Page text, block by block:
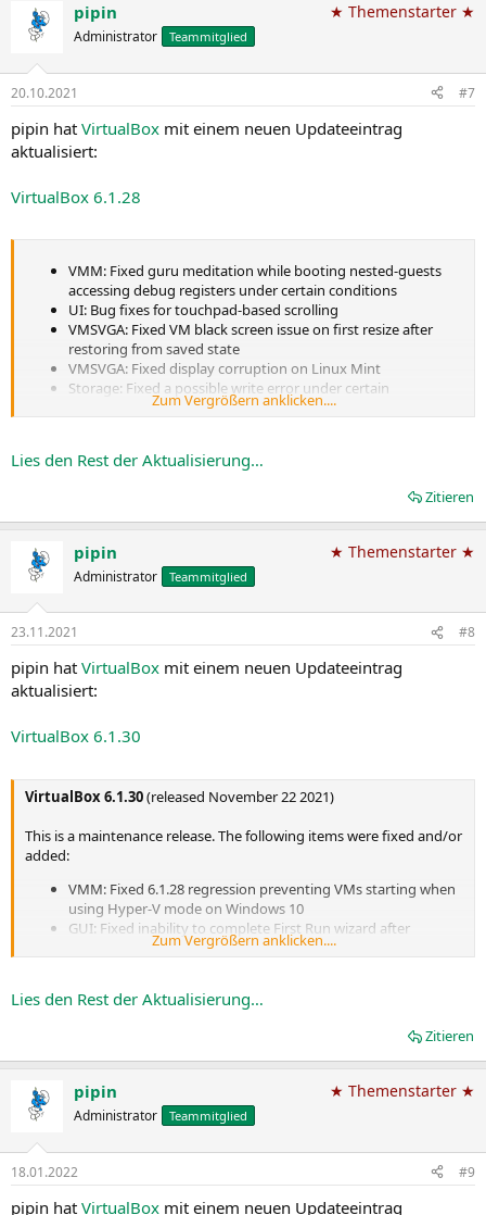
pipin
Administrator Teammitglied
★ Themenstarter ★
20.10.2021 #7
pipin hat VirtualBox mit einem neuen Updateeintrag
aktualisiert:
VirtualBox 6.1.28
VMM: Fixed guru meditation while booting nested-guests
accessing debug registers under certain conditions
UI: Bug fixes for touchpad-based scrolling
VMSVGA: Fixed VM black screen issue on first resize after
restoring from saved state
VMSVGA: Fixed display corruption on Linux Mint
Storage: Fixed a possible write error under certain
circumstances when using VHD images
Zum Vergrößern anklicken....
Lies den Rest der Aktualisierung…
Zitieren
pipin
Administrator Teammitglied
★ Themenstarter ★
23.11.2021 #8
pipin hat VirtualBox mit einem neuen Updateeintrag
aktualisiert:
VirtualBox 6.1.30
VirtualBox 6.1.30(released November 22 2021)
This is a maintenance release. The following items were fixed and/or
added:
VMM: Fixed 6.1.28 regression preventing VMs starting when
using Hyper-V mode on Windows 10
GUI: Fixed inability to complete First Run wizard after
browsing for an external image
GUI: Fixed bug on Windows with inability to save taken
Zum Vergrößern anklicken....
Lies den Rest der Aktualisierung…
Zitieren
pipin
Administrator Teammitglied
★ Themenstarter ★
18.01.2022 #9
pipin hat VirtualBox mit einem neuen Updateeintrag